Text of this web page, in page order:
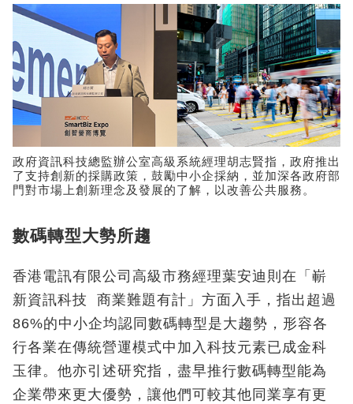
政府資訊科技總監辦公室高級系統經理胡志賢指，政府推出
了支持創新的採購政策，鼓勵中小企採納，並加深各政府部
門對市場上創新理念及發展的了解，以改善公共服務。
數碼轉型大勢所趨
香港電訊有限公司高級市務經理葉安迪則在「嶄
新資訊科技 商業難題有計」方面入手，指出超過
86%的中小企均認同數碼轉型是大趨勢，形容各
行各業在傳統營運模式中加入科技元素已成金科
玉律。他亦引述研究指，盡早推行數碼轉型能為
企業帶來更大優勢，讓他們可較其他同業享有更